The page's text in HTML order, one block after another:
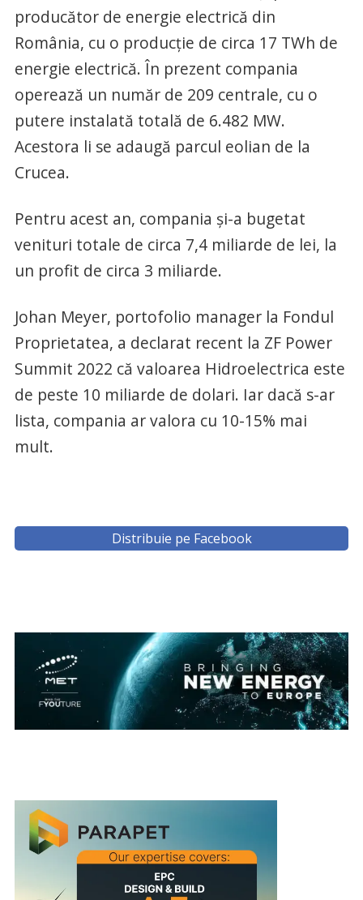
producător de energie electrică din
România, cu o producție de circa 17 TWh de
energie electrică. În prezent compania
operează un număr de 209 centrale, cu o
putere instalată totală de 6.482 MW.
Acestora li se adaugă parcul eolian de la
Crucea.
Pentru acest an, compania și-a bugetat
venituri totale de circa 7,4 miliarde de lei, la
un profit de circa 3 miliarde.
Johan Meyer, portofolio manager la Fondul
Proprietatea, a declarat recent la ZF Power
Summit 2022 că valoarea Hidroelectrica este
de peste 10 miliarde de dolari. Iar dacă s-ar
lista, compania ar valora cu 10-15% mai
mult.
Distribuie pe Facebook